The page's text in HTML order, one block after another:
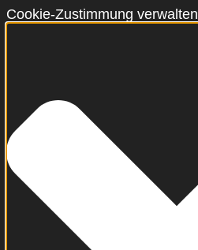
Cookie-Zustimmung verwalten